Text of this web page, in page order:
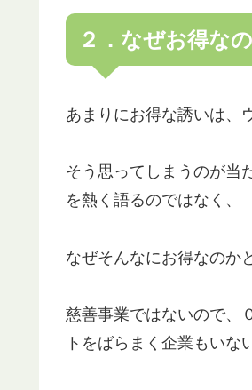
２．なぜお得な
あまりにお得な誘いは、
そう思ってしまうのが当
を熱く語るのではなく、
なぜそんなにお得なのか
慈善事業ではないので、
トをばらまく企業もいな